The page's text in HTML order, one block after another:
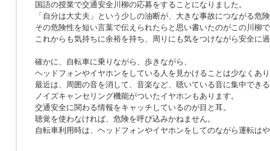
国語の授業で交通安全川柳の応募をすることになりました。
「自分は大丈夫」という少しの油断が、大きな事故につながる危
その危険性を短い言葉で伝えられたらと思い書いたのがこの川柳
これからも気持ちに余裕を持ち、周りにも気をつけながら安全に
確かに、自転車に乗りながら、歩きながら、
ヘッドフォンやイヤホンをしている人を見かけることは少なくあ
最近は、周囲の音を消して、音楽など、聴いている音に集中できる
ノイズキャンセリング機能がついたイヤホンもあります。
交通安全に関わる情報をキャッチしているのが目と耳。
聴覚を使わなければ、危険を呼び込みかねません。
自転車利用時は、ヘッドフォンやイヤホンをしてのながら運転は